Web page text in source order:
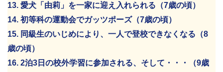
13. 愛犬「由莉」を一家に迎え入れられる（7歳の頃）
14. 初等科の運動会でガッツポーズ（7歳の頃）
15. 同級生のいじめにより、一人で登校できなくなる（8
歳の頃）
16. 2泊3日の校外学習に参加される、そして・・・（9歳